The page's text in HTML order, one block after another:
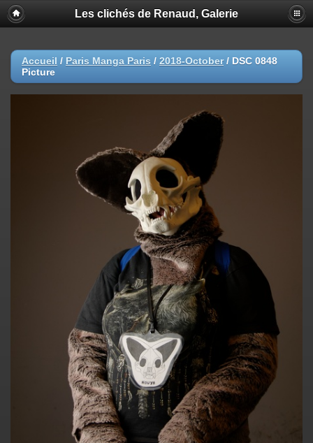
Les clichés de Renaud, Galerie
Accueil / Paris Manga Paris / 2018-October/ DSC 0848
Picture